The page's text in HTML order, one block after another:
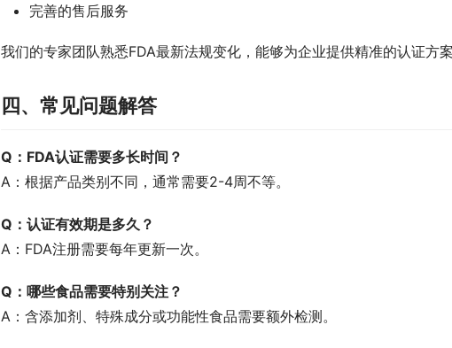
完善的售后服务
我们的专家团队熟悉FDA最新法规变化，能够为企业提供精准的认证方
四、常见问题解答
Q：FDA认证需要多长时间？
A：根据产品类别不同，通常需要2-4周不等。
Q：认证有效期是多久？
A：FDA注册需要每年更新一次。
Q：哪些食品需要特别关注？
A：含添加剂、特殊成分或功能性食品需要额外检测。